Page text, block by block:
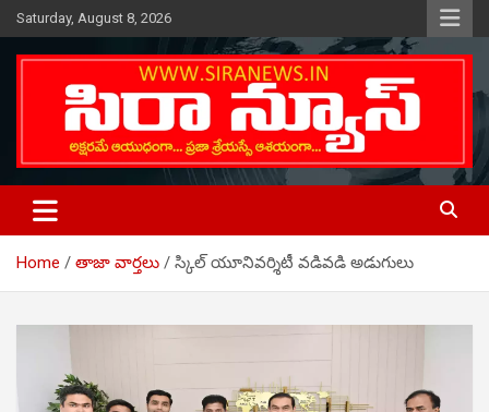
Skip
to
content
Saturday, August 8, 2026
SIRA NEWS
Telugu Online News Daily
Home తాజా వార్తలు స్కిల్ యూనివర్శిటీ వడివడి అడుగులు